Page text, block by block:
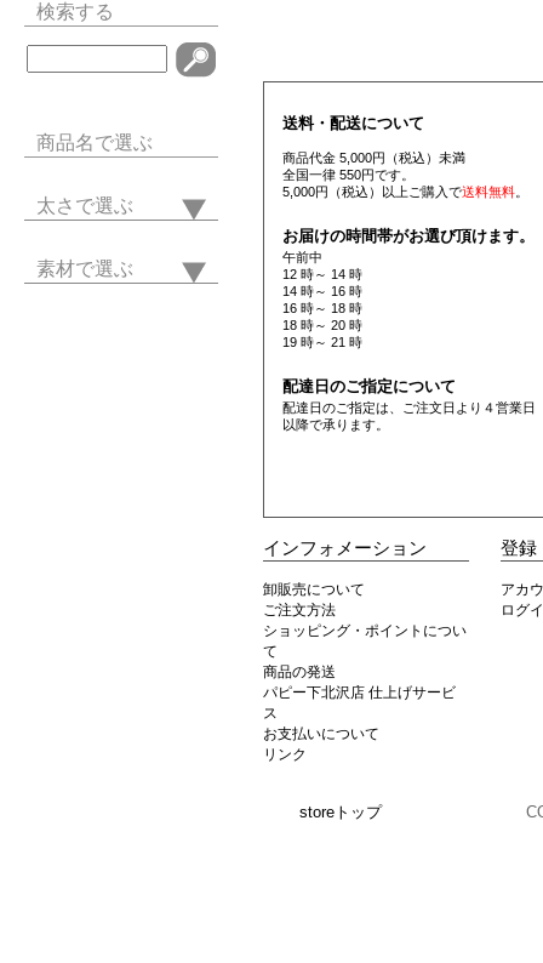
検索する
商品名で選ぶ
太さで選ぶ
素材で選ぶ
送料・配送について
商品代金 5,000円（税込）未満
全国一律 550円です。
5,000円（税込）以上ご購入で送料無料。
お届けの時間帯がお選び頂けます。
午前中
12 時～ 14 時
14 時～ 16 時
16 時～ 18 時
18 時～ 20 時
19 時～ 21 時
配達日のご指定について
配達日のご指定は、ご注文日より４営業日
以降で承ります。
インフォメーション
卸販売について
ご注文方法
ショッピング・ポイントについ
て
商品の発送
パピー下北沢店 仕上げサービ
ス
お支払いについて
リンク
登録
アカ
ログ
storeトップ